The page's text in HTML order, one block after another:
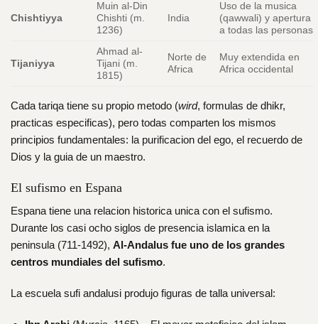
Chishtiyya
Muin al-Din
Chishti (m.
1236)
India
Uso de la musica
(qawwali) y apertura
a todas las personas
Tijaniyya
Ahmad al-
Tijani (m.
1815)
Norte de
Africa
Muy extendida en
Africa occidental
Cada tariqa tiene su propio metodo (wird, formulas de dhikr,
practicas especificas), pero todas comparten los mismos
principios fundamentales: la purificacion del ego, el recuerdo de
Dios y la guia de un maestro.
El sufismo en Espana
Espana tiene una relacion historica unica con el sufismo.
Durante los casi ocho siglos de presencia islamica en la
peninsula (711-1492), Al-Andalus fue uno de los grandes
centros mundiales del sufismo.
La escuela sufi andalusi produjo figuras de talla universal: